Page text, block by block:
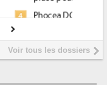
pour la
Voir tous les dossiers